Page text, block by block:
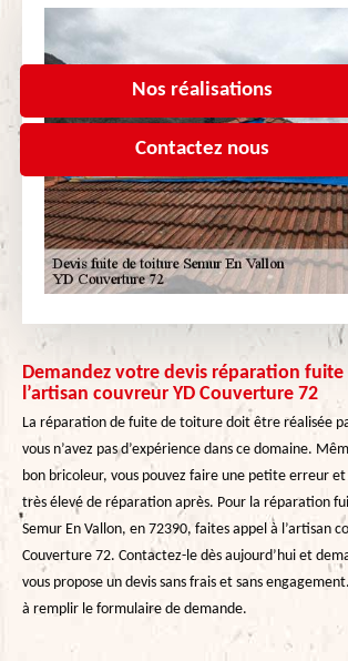
Nos réalisations
Contactez nous
Demandez votre devis réparation
l’artisan couvreur YD Couverture 72
La réparation de fuite de toiture doit être réalisée
vous n’avez pas d’expérience dans ce domaine.
bon bricoleur, vous pouvez faire une petite erreur
très élevé de réparation après. Pour la réparation
Semur En Vallon, en 72390, faites appel à l’artisan
Couverture 72. Contactez-le dès aujourd’hui et
vous propose un devis sans frais et sans
à remplir le formulaire de demande.